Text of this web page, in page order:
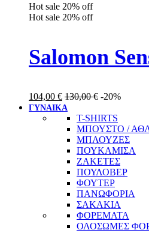
Hot sale 20% off
Hot sale 20% off
Salomon
104,00 € 130,00€ -20%
ΓΥΝΑΙΚΑ
T-SHIRTS
ΜΠΟΥΣΤΟ /
ΜΠΛΟΥΖΕΣ
ΠΟΥΚΑΜΙΣΑ
ΖΑΚΕΤΕΣ
ΠΟΥΛΟΒΕΡ
ΦΟΥΤΕΡ
ΠΑΝΩΦΟΡΙΑ
ΣΑΚΑΚΙΑ
ΦΟΡΕΜΑΤΑ
ΟΛΟΣΩΜΕΣ